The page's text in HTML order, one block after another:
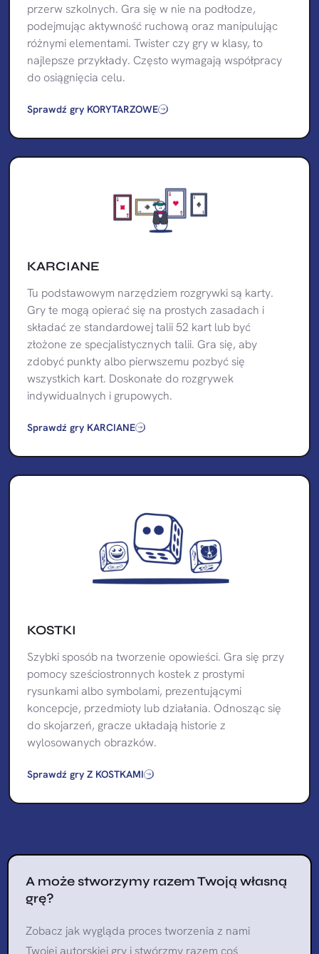
przerw szkolnych. Gra się w nie na podłodze,
podejmując aktywność ruchową oraz manipulując
różnymi elementami. Twister czy gry w klasy, to
najlepsze przykłady. Często wymagają współpracy
do osiągnięcia celu.
Sprawdź gry KORYTARZOWE
KARCIANE
Tu podstawowym narzędziem rozgrywki są karty.
Gry te mogą opierać się na prostych zasadach i
składać ze standardowej talii 52 kart lub być
złożone ze specjalistycznych talii. Gra się, aby
zdobyć punkty albo pierwszemu pozbyć się
wszystkich kart. Doskonałe do rozgrywek
indywidualnych i grupowych.
Sprawdź gry KARCIANE
KOSTKI
Szybki sposób na tworzenie opowieści. Gra się przy
pomocy sześciostronnych kostek z prostymi
rysunkami albo symbolami, prezentującymi
koncepcje, przedmioty lub działania. Odnosząc się
do skojarzeń, gracze układają historie z
wylosowanych obrazków.
Sprawdź gry Z KOSTKAMI
A może stworzymy razem Twoją własną
grę?
Zobacz jak wygląda proces tworzenia z nami
Twojej autorskiej gry i stwórzmy razem coś